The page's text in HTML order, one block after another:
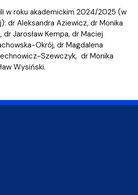
w roku akademickim 2024/2025 (w
dr Aleksandra Aziewicz, dr Monika
Jarosław Kempa, dr Maciej
Okrój, dr Magdalena
Szewczyk, dr Monika
Wysiński.